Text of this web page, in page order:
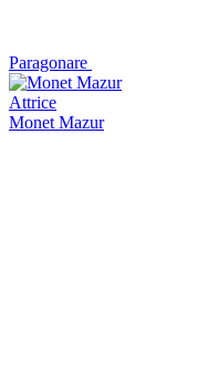
Paragonare
Attrice
Monet Mazur